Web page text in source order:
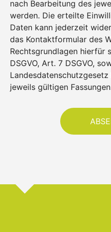
nach Bearbeitung des
werden. Die erteilte
Daten kann jederzeit
das Kontaktformular des
Rechtsgrundlagen hierfür
DSGVO, Art. 7 DSGVO,
jeweils gültigen